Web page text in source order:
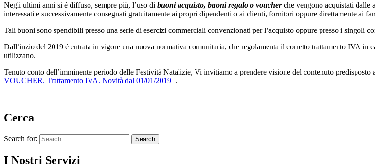
Negli ultimi anni si é diffuso, sempre più, l’uso di buoni acquisto, buoni regalo o voucher che vengono acquistati dalle
interessati e successivamente consegnati gratuitamente ai propri dipendenti o ai clienti, fornitori oppure direttamente ai
Tali buoni sono spendibili presso una serie di esercizi commerciali convenzionati per l’acquisto oppure presso i singoli
Dall’inzio del 2019 é entrata in vigore una nuova normativa comunitaria, che regolamenta il corretto trattamento IVA in
utilizzano.
Tenuto conto dell’imminente periodo delle Festività Natalizie, Vi invitiamo a prendere visione del contenuto predisposto
VOUCHER. Trattamento IVA. Novità dal 01/01/2019 .
Cerca
Search for:
I Nostri Servizi